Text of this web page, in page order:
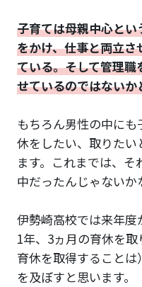
子育ては母親中心と
をかけ、仕事と両立
ている。そして管理
せているのではないか
もちろん男性の中に
休をしたい、取りた
ます。これまでは、
中だったんじゃないか
伊勢崎高校では来年
1年、3ヵ月の育休を
育休を取得すること
を及ぼすと思います。